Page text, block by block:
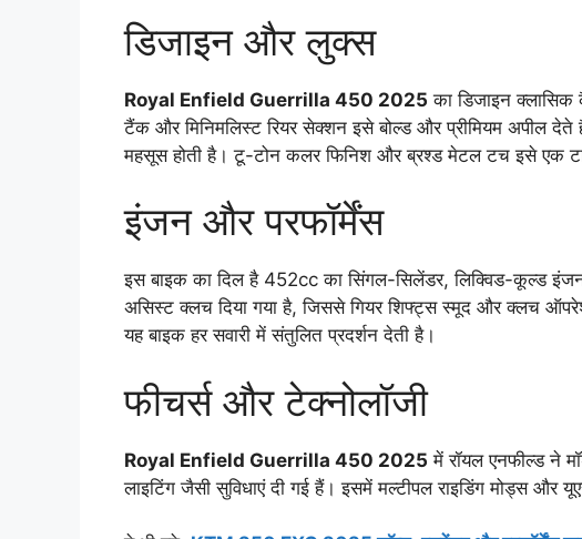
डिजाइन और लुक्स
Royal Enfield Guerrilla 450 2025 का डिजाइन
टैंक और मिनिमलिस्ट रियर सेक्शन इसे बोल्ड और प्रीमियम अपील देते
महसूस होती है। टू-टोन कलर फिनिश और ब्रश्ड मेटल टच इसे एक
इंजन और परफॉर्मेंस
इस बाइक का दिल है 452cc का सिंगल-सिलेंडर, लिक्विड-कूल्ड
असिस्ट क्लच दिया गया है, जिससे गियर शिफ्ट्स स्मूद और क्लच
यह बाइक हर सवारी में संतुलित प्रदर्शन देती है।
फीचर्स और टेक्नोलॉजी
Royal Enfield Guerrilla 450 2025 में रॉयल एनफील्ड ने
लाइटिंग जैसी सुविधाएं दी गई हैं। इसमें मल्टीपल राइडिंग मोड्स और